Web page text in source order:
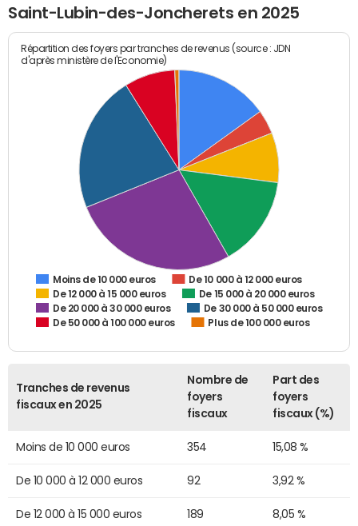
Saint-Lubin-des-Joncherets en 2025
Répartition des foyers par tranches de revenus (source : JDN
d'après ministère de l'Economie)
Moins de 10 000 euros
De 10 000 à 12 000 euros
De 12 000 à 15 000 euros
De 15 000 à 20 000 euros
De 20 000 à 30 000 euros
De 30 000 à 50 000 euros
De 50 000 à 100 000 euros
Plus de 100 000 euros
Tranches de revenus
fiscaux en 2025
Nombre de
foyers
fiscaux
Part des
foyers
fiscaux (%)
Moins de 10 000 euros 354 15,08 %
De 10 000 à 12 000 euros 92 3,92 %
De 12 000 à 15 000 euros 189 8,05 %